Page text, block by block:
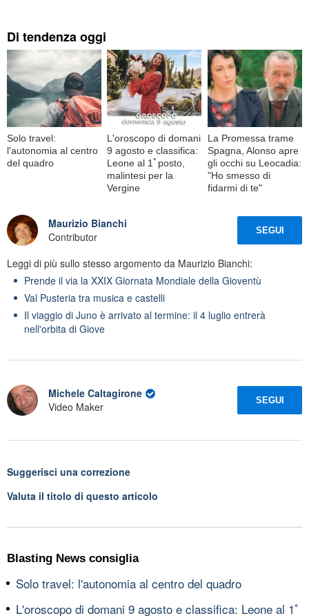
Di tendenza oggi
Solo travel:
l'autonomia al centro
del quadro
L'oroscopo di domani
9 agosto e classifica:
Leone al 1ﾟposto,
malintesi per la
Vergine
La Promessa trame
Spagna, Alonso apre
gli occhi su Leocadia:
"Ho smesso di
fidarmi di te"
Maurizio Bianchi
Contributor
SEGUI
Leggi di più sullo stesso argomento da Maurizio Bianchi:
Prende il via la XXIX Giornata Mondiale della Gioventù
Val Pusteria tra musica e castelli
Il viaggio di Juno è arrivato al termine: il 4 luglio entrerà
nell'orbita di Giove
Michele Caltagirone
Video Maker
SEGUI
Suggerisci una correzione
Valuta il titolo di questo articolo
Blasting News consiglia
Solo travel: l'autonomia al centro del quadro
L'oroscopo di domani 9 agosto e classifica: Leone al 1ﾟ